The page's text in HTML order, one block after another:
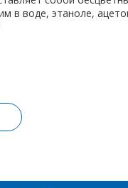
в воде, этаноле,